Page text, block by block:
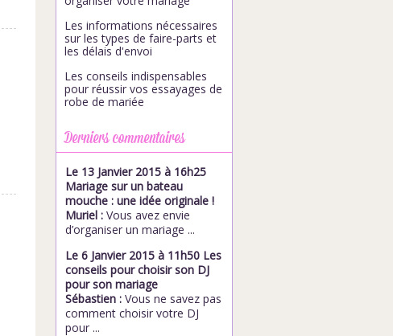
Les informations nécessaires
sur les types de faire-parts et
les délais d'envoi
Les conseils indispensables
pour réussir vos essayages de
robe de mariée
Derniers commentaires
Le 13 Janvier 2015 à 16h25
Mariage sur un bateau
mouche : une idée originale !
Muriel : Vous avez envie
d’organiser un mariage ...
Le 6 Janvier 2015 à 11h50 Les
conseils pour choisir son DJ
pour son mariage
Sébastien : Vous ne savez pas
comment choisir votre DJ
pour ...